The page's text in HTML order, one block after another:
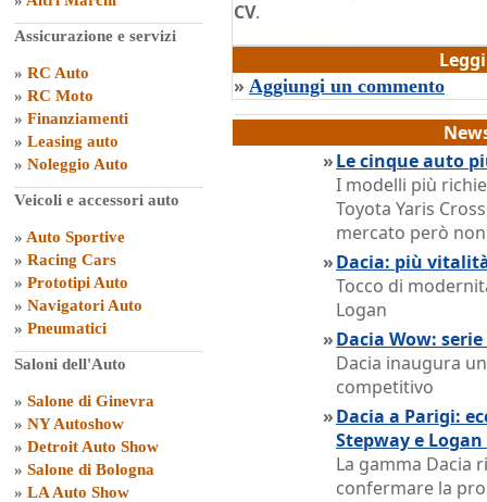
Assicurazione e servizi
» RC Auto
» RC Moto
» Finanziamenti
» Leasing auto
» Noleggio Auto
Veicoli e accessori auto
» Auto Sportive
» Racing Cars
» Prototipi Auto
» Navigatori Auto
» Pneumatici
Saloni dell'Auto
» Salone di Ginevra
» NY Autoshow
» Detroit Auto Show
» Salone di Bologna
» LA Auto Show
CV.
» Aggiungi un commento
»Le cinque auto
I modelli più
Toyota Yaris
mercato però
»Dacia: più
Tocco di
Logan
»Dacia Wow:
Dacia inaugura
competitivo
»Dacia a Parigi:
Stepway e Logan
La gamma Dacia
confermare la